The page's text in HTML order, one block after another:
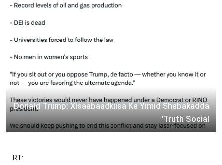
Donald Trump: Xisaabaadkiisa Ka Yimid Shabakadda
'Truth Social
RT: